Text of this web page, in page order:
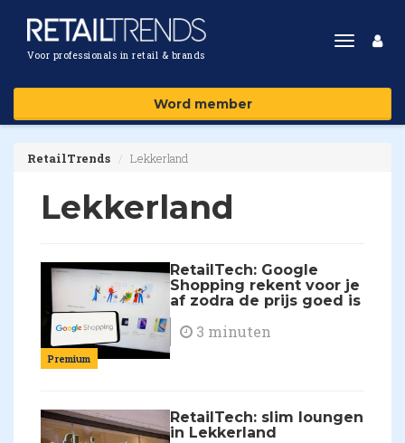
Voor professionals in retail & brands
Toggle
Word member
RetailTrends Lekkerland
Lekkerland
Premium
RetailTech: Google
Shopping rekent voor je
af zodra de prijs goed is
3 minuten
RetailTech: slim loungen
in Lekkerland